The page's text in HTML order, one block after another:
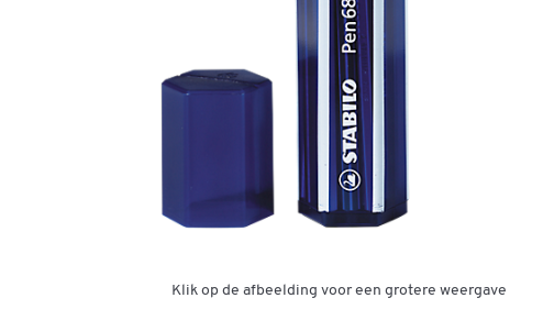
Klik op de afbeelding voor een grotere weergave